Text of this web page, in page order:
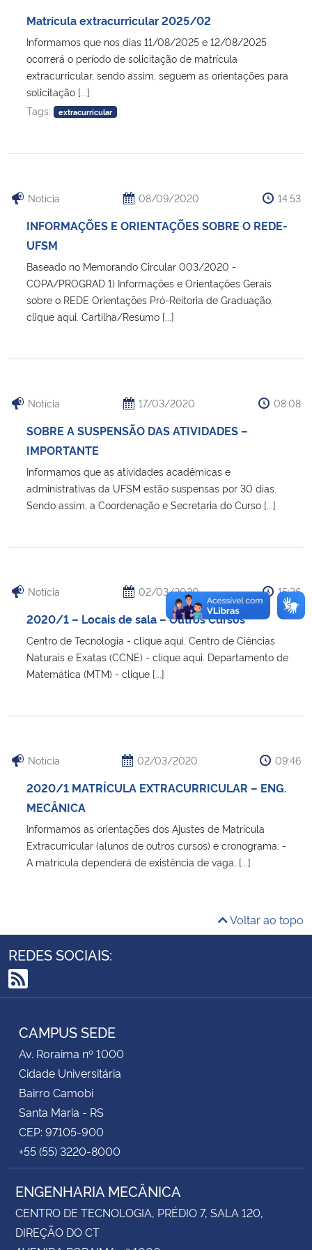
Ministério da Saúde
Ministério do Turismo
Ministério do Desenvolvimento Regional
Controladoria-Geral da União
Ministério da Mulher, da Família e dos Direitos Humanos
Advocacia-Geral da União
Banco Central do Brasil
Matrícula extracurricular 2025/02
Informamos que nos dias 11/08/2025 e 12/08/2025
ocorrerá o período de solicitação de matrícula
extracurricular, sendo assim, seguem as orientações para
solicitação [...]
Tags:
extracurricular
Notícia 08/09/2020 14:53
INFORMAÇÕES E ORIENTAÇÕES SOBRE O REDE-
UFSM
Baseado no Memorando Circular 003/2020 -
COPA/PROGRAD 1) Informações e Orientações Gerais
sobre o REDE Orientações Pró-Reitoria de Graduação,
clique aqui. Cartilha/Resumo [...]
Notícia 17/03/2020 08:08
SOBRE A SUSPENSÃO DAS ATIVIDADES –
IMPORTANTE
Informamos que as atividades acadêmicas e
administrativas da UFSM estão suspensas por 30 dias.
Sendo assim, a Coordenação e Secretaria do Curso [...]
Notícia 02/03/2020 15:36
2020/1 – Locais de sala – Outros Cursos
Centro de Tecnologia - clique aqui. Centro de Ciências
Naturais e Exatas (CCNE) - clique aqui. Departamento de
Matemática (MTM) - clique [...]
Notícia 02/03/2020 09:46
2020/1 MATRÍCULA EXTRACURRICULAR – ENG.
MECÂNICA
Informamos as orientações dos Ajustes de Matrícula
Extracurricular (alunos de outros cursos) e cronograma: -
A matrícula dependerá de existência de vaga; [...]
Voltar ao topo
REDES SOCIAIS:
RSS
CAMPUS SEDE
Av. Roraima nº 1000
Cidade Universitária
Bairro Camobi
Santa Maria - RS
CEP: 97105-900
+55 (55) 3220-8000
ENGENHARIA MECÂNICA
CENTRO DE TECNOLOGIA, PRÉDIO 7, SALA 120,
DIREÇÃO DO CT